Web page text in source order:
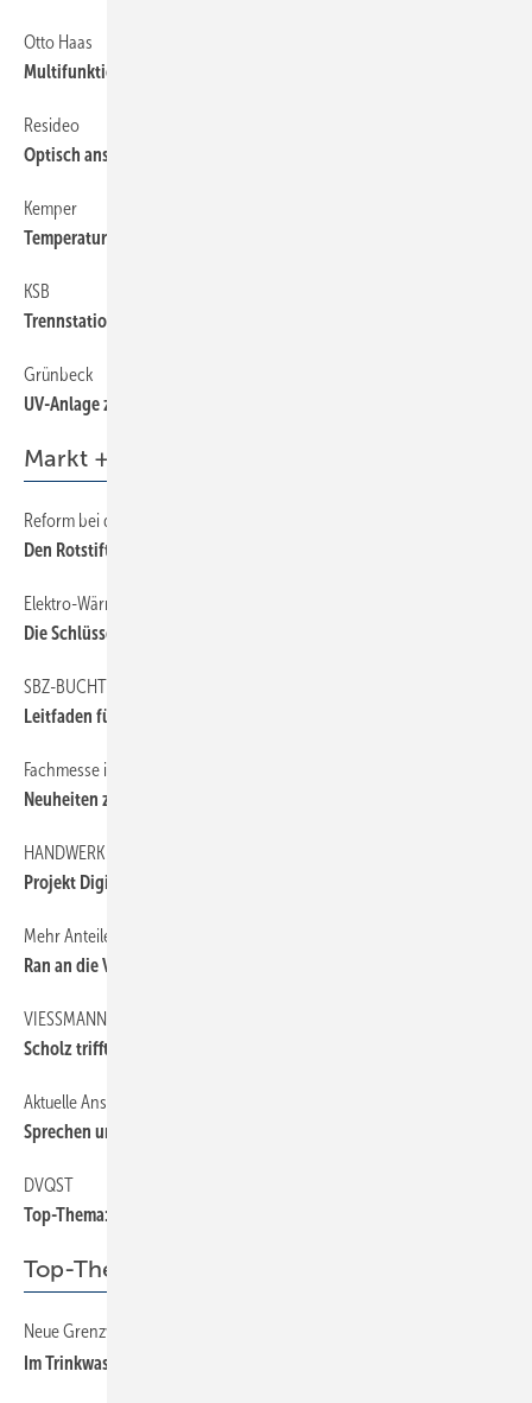
Otto Haas
Multifunktionaler freier Auslauf
Resideo
Optisch ansprechende Hauswassereinführung
Kemper
Temperaturhaltung in Kaltwasser-Installationen
KSB
Trennstation für Trinkwasser
Grünbeck
UV-Anlage zur Trinkwasserdesinfektion
Markt + Trends
Reform bei der BEG-Förderung
Den Rotstift angesetzt
Elektro-Wärmepumpen statt Öl- und Gasheizungen
Die Schlüsseltechnologie der ­Wärmewende
SBZ-BUCHTIPP
Leitfaden für Wärmepumpenanlagen
Fachmesse im September besetzt alle brandaktuellen SHK-Themen
Neuheiten zum Anfassen und echte Begegnungen: SHK Essen 2022
HANDWERK DIGITAL
Projekt Digi-Werk abgeschlossen
Mehr Anteile für erneuerbare Energieträger
Ran an die V erordnung!
VIESSMANN
Scholz trifft bei Viessmann das Fachhandwerk
Aktuelle Ansprache im Angebotswesen
Sprechen und verkaufen Sie schon Unabhängigkeit?
DVQST
Top-Thema:Trinkwasserhygiene!
Top-Thema
Neue Grenzwerte für Blei
Im Trinkwasser unerwünscht